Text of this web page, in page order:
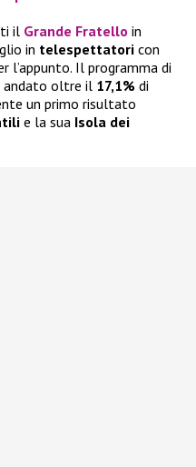
il Grande Fratello in
in telespettatori con
l’appunto. Il programma di
oltre il 17,1% di
un primo risultato
e la sua Isola dei